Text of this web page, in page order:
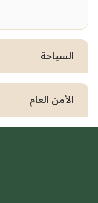
السياحة
الأمن العام